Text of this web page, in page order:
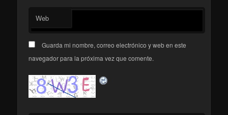
Web
Guarda mi nombre, correo electrónico y web en este
navegador para la próxima vez que comente.